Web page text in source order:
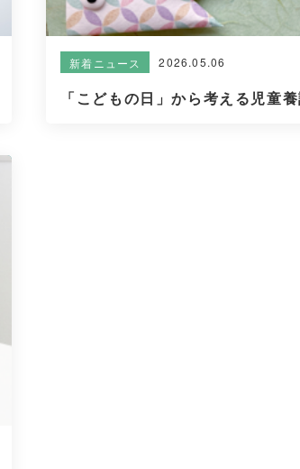
新着ニュース 2026.05.06
「こどもの日」から考える児童